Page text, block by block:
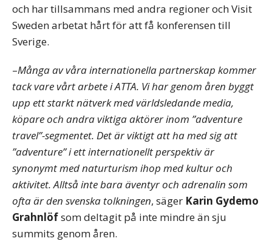
och har tillsammans med andra regioner och Visit
Sweden arbetat hårt för att få konferensen till
Sverige.
–Många av våra internationella partnerskap kommer
tack vare vårt arbete i ATTA. Vi har genom åren byggt
upp ett starkt nätverk med världsledande media,
köpare och andra viktiga aktörer inom ”adventure
travel”-segmentet. Det är viktigt att ha med sig att
”adventure” i ett internationellt perspektiv är
synonymt med naturturism ihop med kultur och
aktivitet. Alltså inte bara äventyr och adrenalin som
ofta är den svenska tolkningen, säger Karin Gydemo
Grahnlöfsom deltagit på inte mindre än sju
summits genom åren.